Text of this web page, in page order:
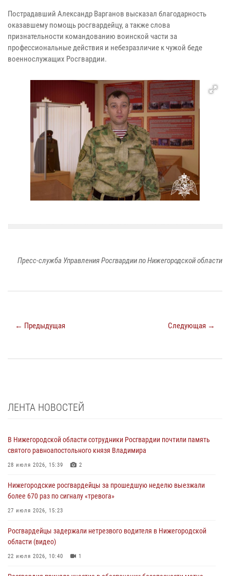
Пострадавший Александр Варганов высказал благодарность
оказавшему помощь росгвардейцу, а также слова
признательности командованию воинской части за
профессиональные действия и небезразличие к чужой беде
военнослужащих Росгвардии.
Пресс-служба Управления Росгвардии по Нижегородской области
← Предыдущая Следующая →
ЛЕНТА НОВОСТЕЙ
В Нижегородской области сотрудники Росгвардии почтили память
святого равноапостольного князя Владимира
28 июля 2026, 15:39 2
Нижегородские росгвардейцы за прошедшую неделю выезжали
более 670 раз по сигналу «тревога»
27 июля 2026, 15:23
Росгвардейцы задержали нетрезвого водителя в Нижегородской
области (видео)
22 июля 2026, 10:40 1